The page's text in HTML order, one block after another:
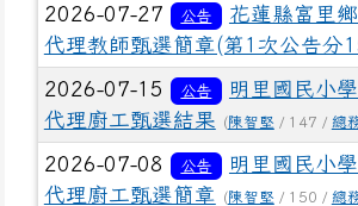
2026-07-27 公告
花蓮縣富里
代理教師甄選簡章(第1次公告分
2026-07-15 公告
明里國民小
代理廚工甄選結果
(陳智堅 / 147 / 總
2026-07-08 公告
明里國民小
代理廚工甄選簡章
(陳智堅/ 150 / 總